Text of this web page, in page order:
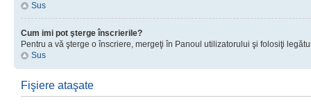
Sus
Cum imi pot şterge înscrierile?
Pentru a vă şterge o înscriere, mergeţi în Panoul utilizatorului şi folosiţi
Sus
Fişiere ataşate